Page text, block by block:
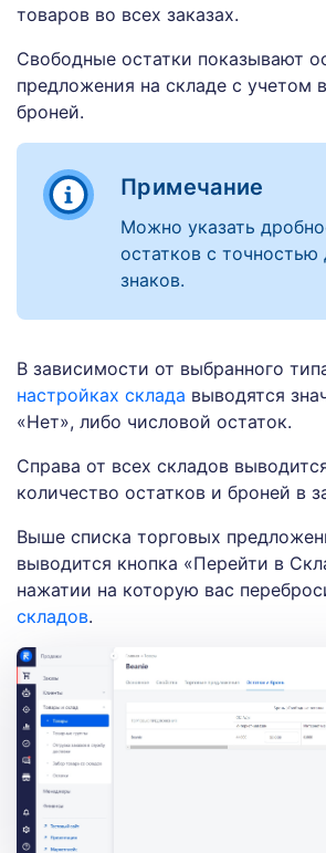
товаров во всех заказах.
Свободные остатки показывают
предложения на складе с учетом
броней.
Примечание
Можно указать
остатков с точностью
знаков.
В зависимости от выбранного
настройках склада выводятся
«Нет», либо числовой остаток.
Справа от всех складов
количество остатков и броней в
Выше списка торговых
выводится кнопка «Перейти в
нажатии на которую вас
складов.